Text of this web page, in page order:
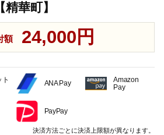
華町】
額 24,000円
ANA Pay
Amazon
Pay
PayPay
決済方法ごとに決済上限額が異なります。